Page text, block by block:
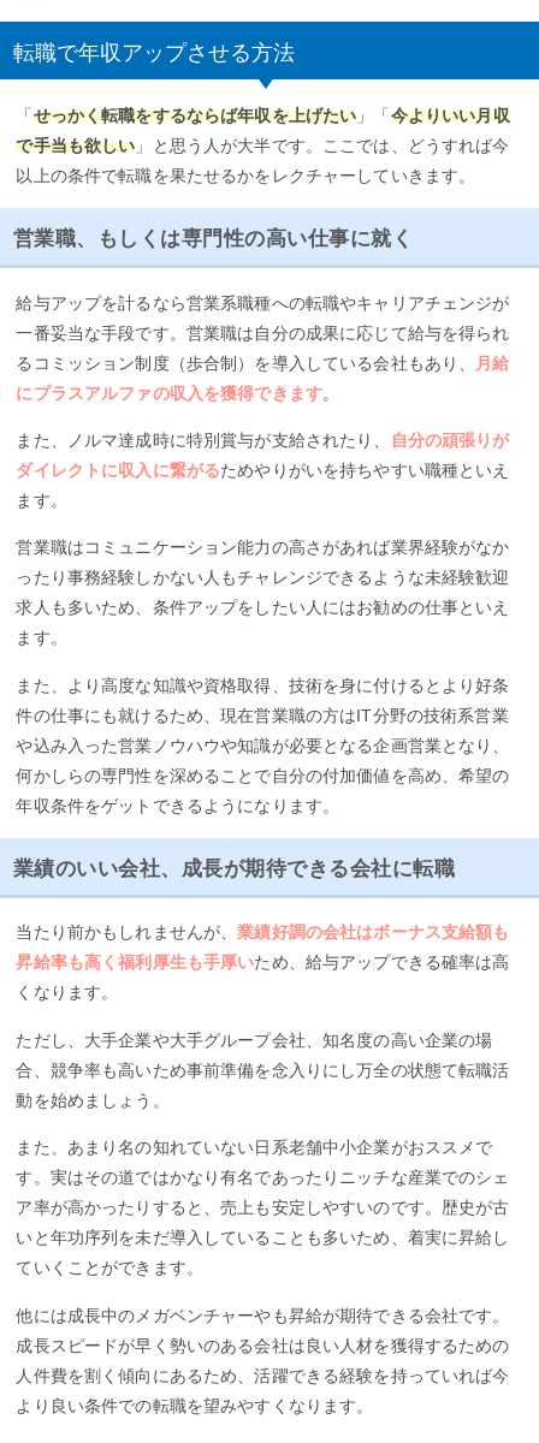
転職で年収アップさせる方法
「 せっかく転職をするならば年収を上げたい 」「 今よりいい月収
で手当も欲しい 」と思う人が大半です。ここでは、どうすれば今
以上の条件で転職を果たせるかをレクチャーしていきます。
営業職、もしくは専門性の高い仕事に就く
給与アップを計るなら営業系職種への転職やキャリアチェンジが
一番妥当な手段です。営業職は自分の成果に応じて給与を得られ
るコミッション制度（歩合制）を導入している会社もあり、
月給
にプラスアルファの収入を獲得できます。
また、ノルマ達成時に特別賞与が支給されたり、
自分の頑張りが
ダイレクトに収入に繋がるためやりがいを持ちやすい職種といえ
ます。
営業職はコミュニケーション能力の高さがあれば業界経験がなか
ったり事務経験しかない人もチャレンジできるような未経験歓迎
求人も多いため、条件アップをしたい人にはお勧めの仕事といえ
ます。
また、より高度な知識や資格取得、技術を身に付けるとより好条
件の仕事にも就けるため、現在営業職の方はIT分野の技術系営業
や込み入った営業ノウハウや知識が必要となる企画営業となり、
何かしらの専門性を深めることで自分の付加価値を高め、希望の
年収条件をゲットできるようになります。
業績のいい会社、成長が期待できる会社に転職
当たり前かもしれませんが、業績好調の会社はボーナス支給額も
昇給率も高く福利厚生も手厚いため、給与アップできる確率は高
くなります。
ただし、大手企業や大手グループ会社、知名度の高い企業の場
合、競争率も高いため事前準備を念入りにし万全の状態て転職活
動を始めましょう。
また、あまり名の知れていない日系老舗中小企業がおススメで
す。実はその道ではかなり有名であったりニッチな産業でのシェ
ア率が高かったりすると、売上も安定しやすいのです。歴史が古
いと年功序列を未だ導入していることも多いため、着実に昇給し
ていくことができます。
他には成長中のメガベンチャーやも昇給が期待できる会社です。
成長スピードが早く勢いのある会社は良い人材を獲得するための
人件費を割く傾向にあるため、活躍できる経験を持っていれば今
より良い条件での転職を望みやすくなります。